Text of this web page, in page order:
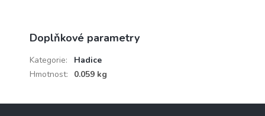
Doplňkové parametry
Kategorie:
Hadice
Hmotnost: 0.059 kg